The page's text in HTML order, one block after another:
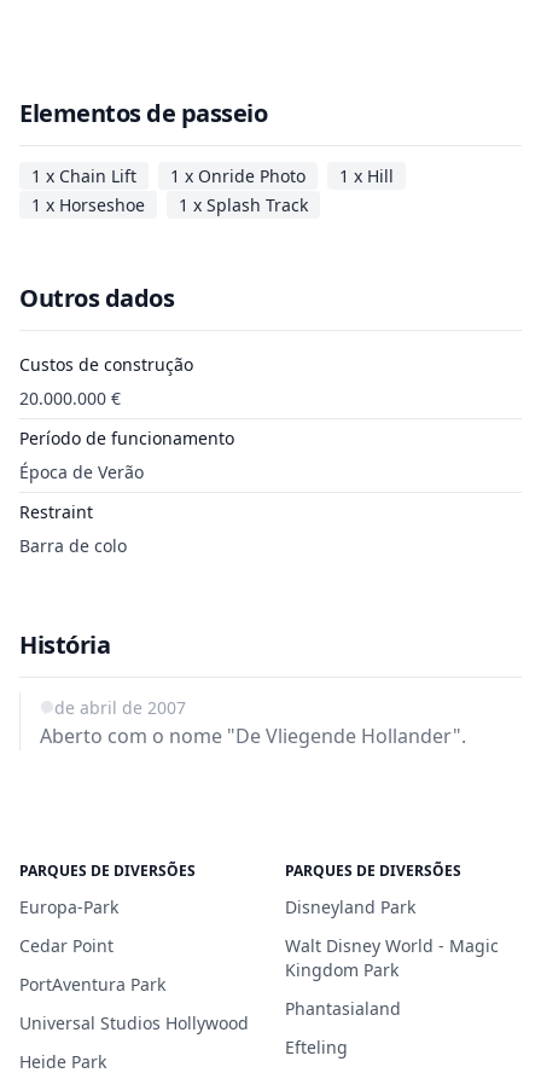
Elementos de passeio
1 x Chain Lift 1 x Onride Photo
1 x Hill
1 x Horseshoe
1 x Splash Track
Outros dados
Custos de construção
20.000.000 €
Período de funcionamento
Época de Verão
Restraint
Barra de colo
História
1 de abril de 2007
Aberto com o nome "De Vliegende Hollander".
PARQUES DE DIVERSÕES
Europa-Park
Cedar Point
PortAventura Park
Universal Studios Hollywood
Heide Park
PARQUES DE DIVERSÕES
Disneyland Park
Walt Disney World - Magic
Kingdom Park
Phantasialand
Efteling